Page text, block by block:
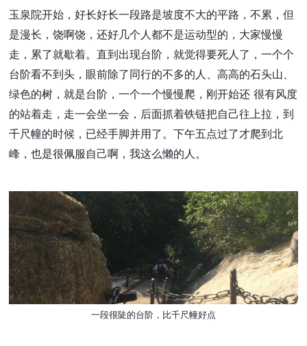
玉泉院开始，好长好长一段路是坡度不大的平路，不累，但
是漫长，饶啊饶，还好几个人都不是运动型的，大家慢慢
走，累了就歇着。直到出现台阶，就觉得要死人了，一个个
台阶看不到头，眼前除了同行的不多的人、高高的石头山、
绿色的树，就是台阶，一个一个慢慢爬，刚开始还 很有风度
的站着走，走一会坐一会，后面抓着铁链把自己往上拉，到
千尺幢的时候，已经手脚并用了。下午五点过了才爬到北
峰，也是很佩服自己啊，我这么懒的人。
一段很陡的台阶，比千尺幢好点